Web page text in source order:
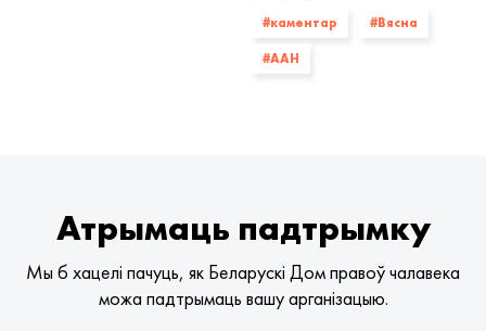
#каментар #Вясна
#ААН
Атрымаць падтрымку
Мы б хацелі пачуць, як Беларускі Дом правоў чалавека
можа падтрымаць вашу арганізацыю.